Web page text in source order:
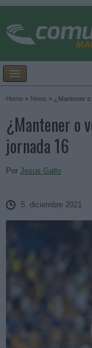
Home » News » ¿Mantener
¿Mantener o
jornada 16
Por Jesus Gallo
5. diciembre 2021